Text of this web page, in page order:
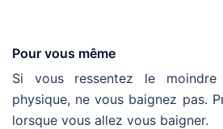
Pour vous même
Si vous ressentez le
physique, ne vous baignez pas.
lorsque vous allez vous baigner.